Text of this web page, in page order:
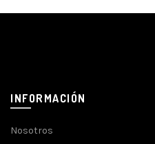
INFORMACIÓN
Nosotros